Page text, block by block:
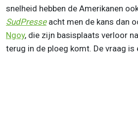
snelheid hebben de Amerikanen
SudPresseacht men de kans dan
Ngoy, die zijn basisplaats verloor
terug in de ploeg komt. De vraag is